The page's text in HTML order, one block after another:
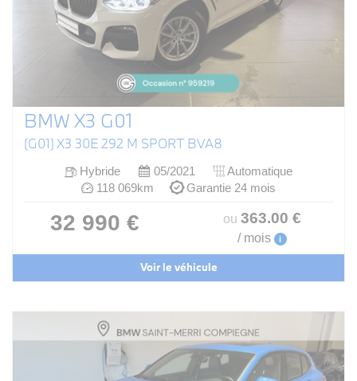
BMW X3 G01
(G01) X3 30E 292 M SPORT BVA8
Hybride 05/2021
Automatique
118 069km
Garantie 24 mois
32 990 € ou 363.00 €
/ mois i
Voir le véhicule